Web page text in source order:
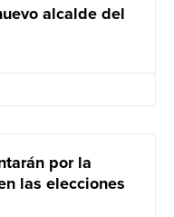
alcalde del
por la
las elecciones